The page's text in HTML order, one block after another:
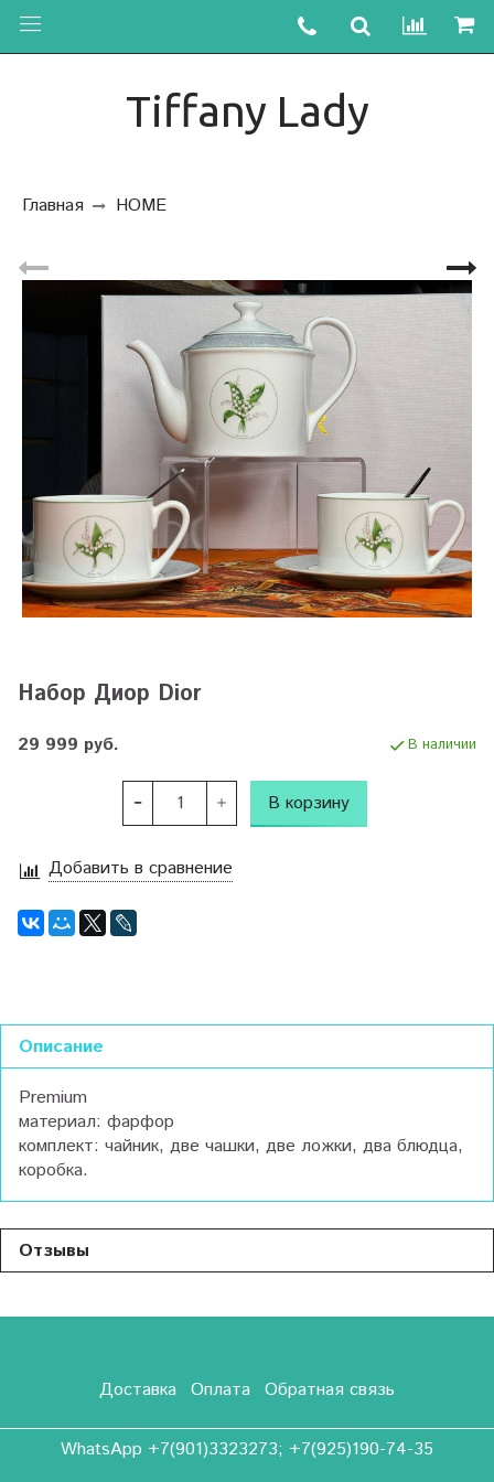
Tiffany Lady
Главная HOME
Набор Диор Dior
29 999 руб. В наличии
В корзину
Добавить в сравнение
Описание
Premium
материал: фарфор
комплект: чайник, две чашки, две ложки, два блюдца,
коробка.
Отзывы
Доставка Оплата Обратная связь
WhatsApp +7(901)3323273; +7(925)190-74-35